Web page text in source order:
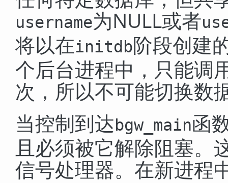
username为NULL或者
将以在initdb阶段创建
个后台进程中，只能调
次，所以不可能切换数
当控制到达bgw_main函
且必须被它解除阻塞。
信号处理器。在新进程